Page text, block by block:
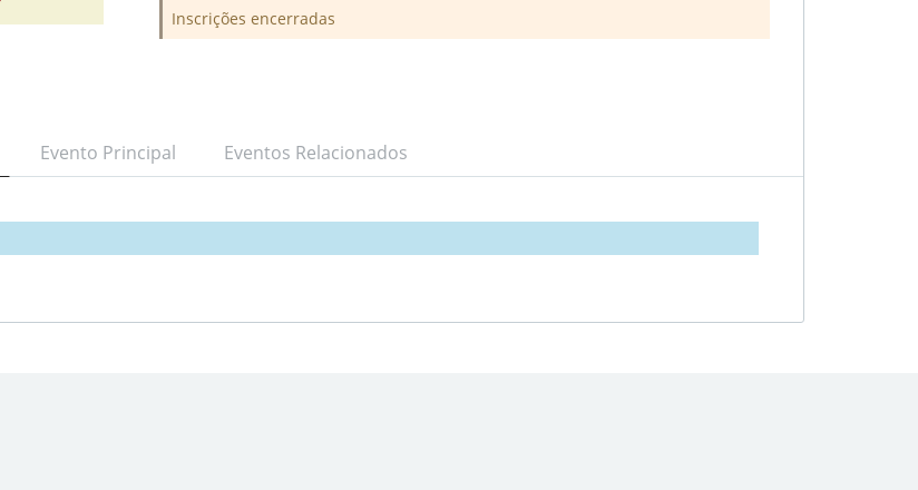
Inscrições encerradas
Evento Principal Eventos Relacionados